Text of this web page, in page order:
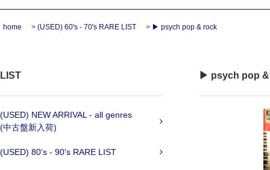
home > (USED) 60's - 70's RARE LIST > ▶ psych pop & rock
LIST
(USED) NEW ARRIVAL - all genres
(中古盤新入荷)
(USED) 80's - 90's RARE LIST
▶ psych pop